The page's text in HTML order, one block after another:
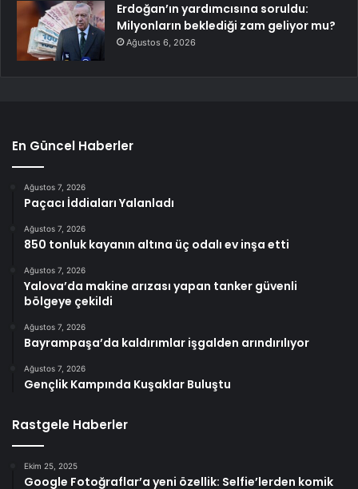
Erdoğan’ın yardımcısına soruldu:
Milyonların beklediği zam geliyor mu?
Ağustos 6, 2026
En Güncel Haberler
Ağustos 7, 2026
Paçacı İddiaları Yalanladı
Ağustos 7, 2026
850 tonluk kayanın altına üç odalı ev inşa etti
Ağustos 7, 2026
Yalova’da makine arızası yapan tanker güvenli
bölgeye çekildi
Ağustos 7, 2026
Bayrampaşa’da kaldırımlar işgalden arındırılıyor
Ağustos 7, 2026
Gençlik Kampında Kuşaklar Buluştu
Rastgele Haberler
Ekim 25, 2025
Google Fotoğraflar’a yeni özellik: Selfie’lerden komik